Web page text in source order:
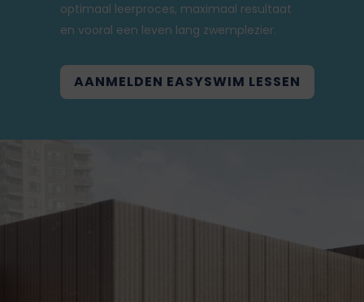
optimaal leerproces, maximaal resultaat
en vooral een leven lang zwemplezier.
AANMELDEN EASYSWIM LESSEN